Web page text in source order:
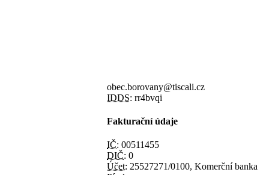
obec.borovany@tiscali.cz
IDDS: rr4bvqi
Fakturační údaje
IČ: 00511455
DIČ: 0
Účet: 25527271/0100, Komerční banka